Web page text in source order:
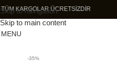
Skip to navigation
Skip to main content
TÜM KARGOLAR ÜCRETSİZDİR
MENU
-35%